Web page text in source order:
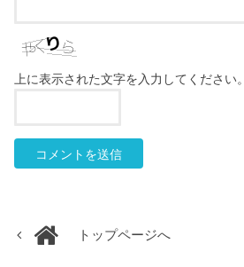
上に表示された文字を入力してください。
トップページへ